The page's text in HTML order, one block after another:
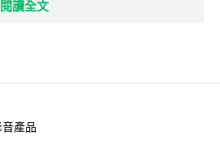
閱讀全文
產品